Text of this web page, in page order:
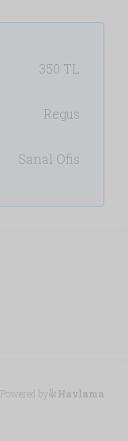
350 TL
Regus
Sanal Ofis
Powered by Havlama